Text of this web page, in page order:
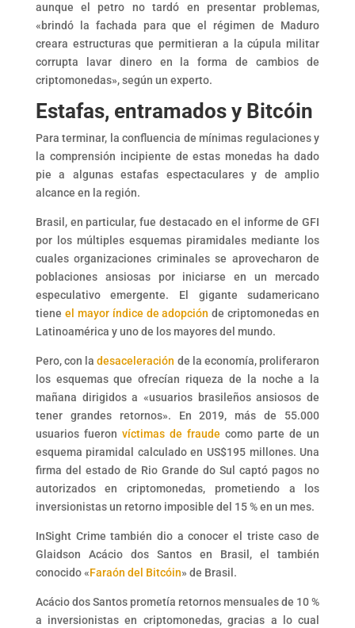
aunque el petro no tardó en presentar problemas,
«brindó la fachada para que el régimen de Maduro
creara estructuras que permitieran a la cúpula militar
corrupta lavar dinero en la forma de cambios de
criptomonedas», según un experto.
Estafas, entramados y Bitcóin
Para terminar, la confluencia de mínimas regulaciones y
la comprensión incipiente de estas monedas ha dado
pie a algunas estafas espectaculares y de amplio
alcance en la región.
Brasil, en particular, fue destacado en el informe de GFI
por los múltiples esquemas piramidales mediante los
cuales organizaciones criminales se aprovecharon de
poblaciones ansiosas por iniciarse en un mercado
especulativo emergente. El gigante sudamericano
tiene el mayor índice de adopción de criptomonedas en
Latinoamérica y uno de los mayores del mundo.
Pero, con ladesaceleración de la economía, proliferaron
los esquemas que ofrecían riqueza de la noche a la
mañana dirigidos a «usuarios brasileños ansiosos de
tener grandes retornos». En 2019, más de 55.000
usuarios fueron víctimas de fraude como parte de un
esquema piramidal calculado en US$195 millones. Una
firma del estado de Rio Grande do Sul captó pagos no
autorizados en criptomonedas, prometiendo a los
inversionistas un retorno imposible del 15 % en un mes.
InSight Crime también dio a conocer el triste caso de
Glaidson Acácio dos Santos en Brasil, el también
conocido «Faraón del Bitcóin» de Brasil.
Acácio dos Santos prometía retornos mensuales de 10 %
a inversionistas en criptomonedas, gracias a lo cual